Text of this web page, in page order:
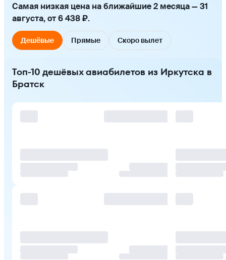
Самая низкая цена на ближайшие 2 месяца — 31
августа, от 6 438 ₽.
Дешёвые Прямые Скоро вылет
Топ-10 дешёвых авиабилетов из Иркутска в
Братск